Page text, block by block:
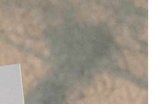
is een diep
kan deze warmte-gel veilig gebruikt
aan te pas komt. Denk daarbij aan
en gewrichtsklachten. Waar
kunnen bevorderen maakt Rowo
gebruik te maken van steroïde